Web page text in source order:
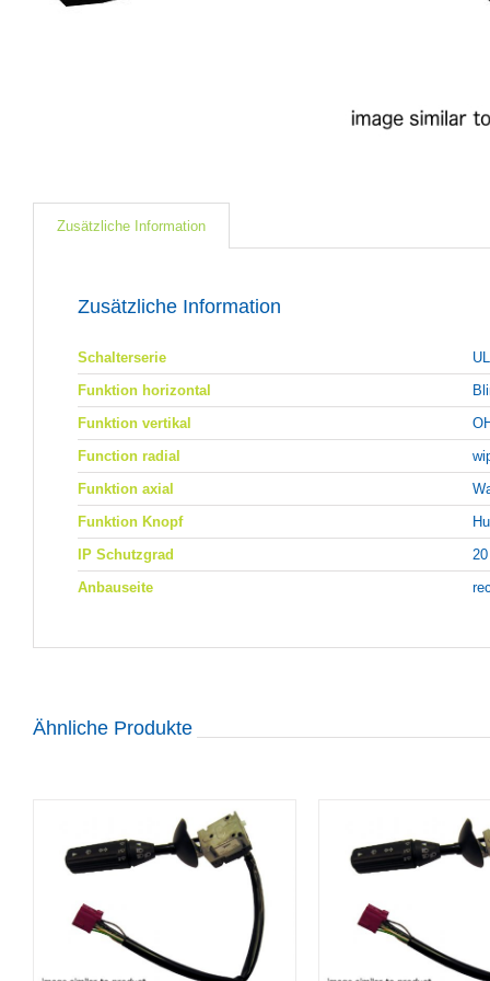
Zusätzliche Information
Zusätzliche Information
Schalterserie
Funktion horizontal
Funktion vertikal
Function radial
Funktion axial
Funktion Knopf
IP Schutzgrad
20
Anbauseite
Ähnliche Produkte